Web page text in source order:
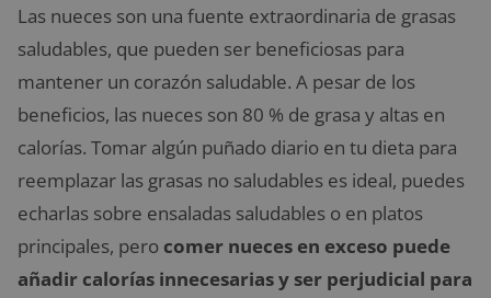
Las nueces son una fuente extraordinaria de grasas
saludables, que pueden ser beneficiosas para
mantener un corazón saludable. A pesar de los
beneficios, las nueces son 80 % de grasa y altas en
calorías. Tomar algún puñado diario en tu dieta para
reemplazar las grasas no saludables es ideal, puedes
echarlas sobre ensaladas saludables o en platos
principales, pero comer nueces en exceso puede
añadir calorías innecesarias y ser perjudicial para